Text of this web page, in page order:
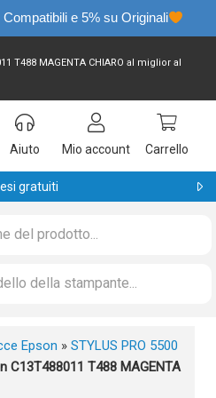
Compatibili e 5% su Originali
T488 MAGENTA CHIARO al miglior al
Aiuto
Mio account Carrello
24 mesi
Epson » STYLUS PRO 5500
C13T488011 T488 MAGENTA